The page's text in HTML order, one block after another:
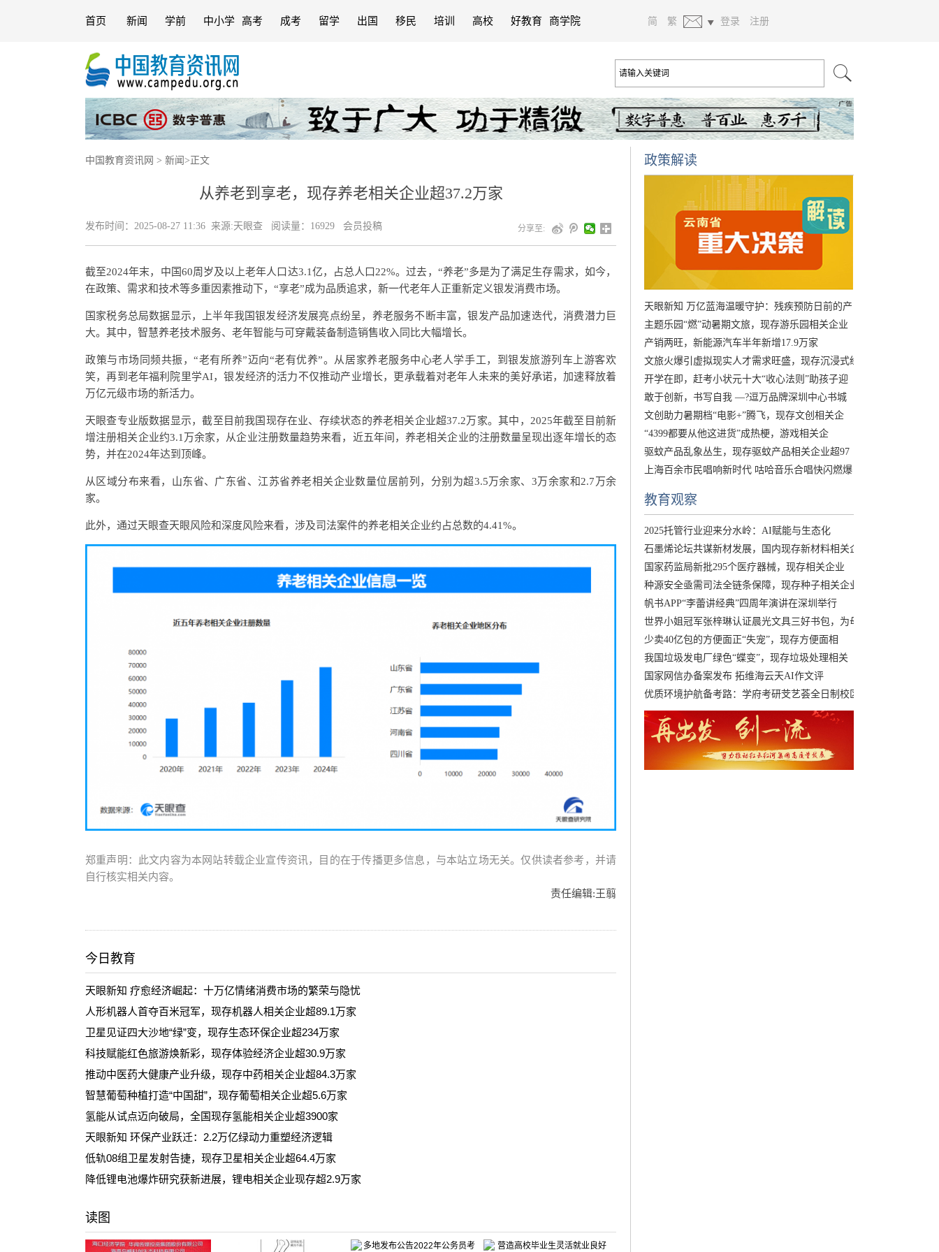
首页 新闻 学前 中小学 高考 成考 留学 出国 移民 培训 高校 好教育 商学院 简 繁 登录 注册
中国教育资讯网 > 新闻 > 正文
从养老到享老，现存养老相关企业超37.2万家
发布时间： 2025-08-27 11:36 来源:天眼查 阅读量：16929 会员投稿 分享至:
截至2024年末，中国60周岁及以上老年人口达3.1亿，占总人口22%。过去，“养老”多是为了满足生存需求，如今，
在政策、需求和技术等多重因素推动下，“享老”成为品质追求，新一代老年人正重新定义银发消费市场。
国家税务总局数据显示，上半年我国银发经济发展亮点纷呈，养老服务不断丰富，银发产品加速迭代，消费潜力巨
大。其中，智慧养老技术服务、老年智能与可穿戴装备制造销售收入同比大幅增长。
政策与市场同频共振，“老有所养”迈向“老有优养”。从居家养老服务中心老人学手工，到银发旅游列车上游客欢
笑，再到老年福利院里学AI，银发经济的活力不仅推动产业增长，更承载着对老年人未来的美好承诺，加速释放着
万亿元级市场的新活力。
天眼查专业版数据显示，截至目前我国现存在业、存续状态的养老相关企业超37.2万家。其中，2025年截至目前新
增注册相关企业约3.1万余家，从企业注册数量趋势来看，近五年间，养老相关企业的注册数量呈现出逐年增长的态
势，并在2024年达到顶峰。
从区域分布来看，山东省、广东省、江苏省养老相关企业数量位居前列，分别为超3.5万余家、3万余家和2.7万余
家。
此外，通过天眼查天眼风险和深度风险来看，涉及司法案件的养老相关企业约占总数的4.41%。
郑重声明：此文内容为本网站转载企业宣传资讯，目的在于传播更多信息，与本站立场无关。仅供读者参考，并请
自行核实相关内容。
责任编辑:王翦
今日教育
天眼新知 疗愈经济崛起：十万亿情绪消费市场的繁荣与隐忧
人形机器人首夺百米冠军，现存机器人相关企业超89.1万家
卫星见证四大沙地“绿”变，现存生态环保企业超234万家
科技赋能红色旅游焕新彩，现存体验经济企业超30.9万家
推动中医药大健康产业升级，现存中药相关企业超84.3万家
智慧葡萄种植打造“中国甜”，现存葡萄相关企业超5.6万家
氢能从试点迈向破局，全国现存氢能相关企业超3900家
天眼新知 环保产业跃迁：2.2万亿绿动力重塑经济逻辑
低轨08组卫星发射告捷，现存卫星相关企业超64.4万家
降低锂电池爆炸研究获新进展，锂电相关企业现存超2.9万家
读图
政策解读
天眼新知 万亿蓝海温暖守护：残疾预防日前的产
主题乐园“燃”动暑期文旅，现存游乐园相关企业
产销两旺，新能源汽车半年新增17.9万家
文旅火爆引虚拟现实人才需求旺盛，现存沉浸式经
开学在即，赶考小状元十大“收心法则”助孩子迎
敢于创新，书写自我 —?逗万品牌深圳中心书城
文创助力暑期档“电影+”腾飞，现存文创相关企
“4399都要从他这进货”成热梗，游戏相关企
驱蚊产品乱象丛生，现存驱蚊产品相关企业超97
上海百余市民唱响新时代 咕哈音乐合唱快闪燃爆
教育观察
2025托管行业迎来分水岭：AI赋能与生态化
石墨烯论坛共谋新材发展，国内现存新材料相关企
国家药监局新批295个医疗器械，现存相关企业
种源安全亟需司法全链条保障，现存种子相关企业
帆书APP“李蕾讲经典”四周年演讲在深圳举行
世界小姐冠军张梓琳认证晨光文具三好书包，为母
少卖40亿包的方便面正“失宠”，现存方便面相
我国垃圾发电厂绿色“蝶变”，现存垃圾处理相关
国家网信办备案发布 拓维海云天AI作文评
优质环境护航备考路：学府考研芠艺荟全日制校区